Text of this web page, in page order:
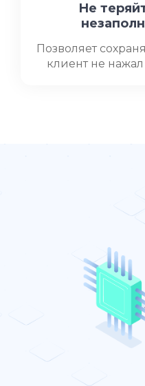
Не
Позволяет
клиент не